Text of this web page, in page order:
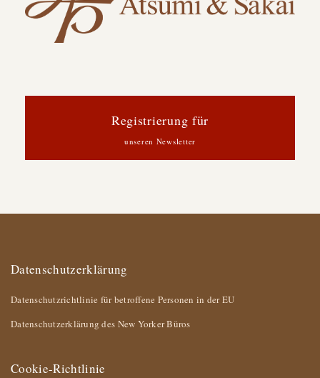
Registrierung für
unseren Newsletter
Datenschutzerklärung
Datenschutzrichtlinie für betroffene Personen in der EU
Datenschutzerklärung des New Yorker Büros
Cookie-Richtlinie